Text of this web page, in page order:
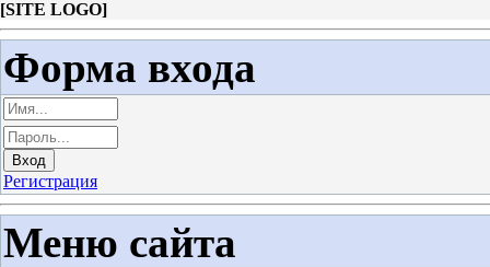
[SITE LOGO]
Форма входа
Регистрация
Меню сайта